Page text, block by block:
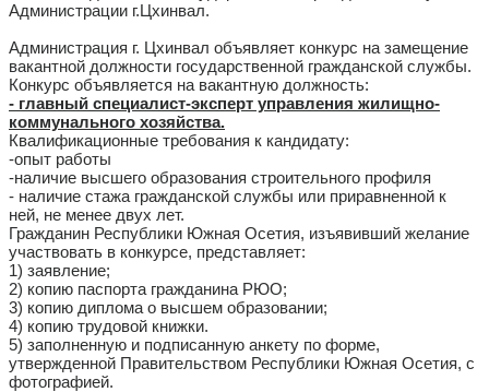
Администрации г.Цхинвал.
Администрация г. Цхинвал объявляет конкурс на замещение
вакантной должности государственной гражданской службы.
Конкурс объявляется на вакантную должность:
- главный специалист-эксперт управления жилищно-
коммунального хозяйства.
Квалификационные требования к кандидату:
-опыт работы
-наличие высшего образования строительного профиля
- наличие стажа гражданской службы или приравненной к
ней, не менее двух лет.
Гражданин Республики Южная Осетия, изъявивший желание
участвовать в конкурсе, представляет:
1) заявление;
2) копию паспорта гражданина РЮО;
3) копию диплома о высшем образовании;
4) копию трудовой книжки.
5) заполненную и подписанную анкету по форме,
утвержденной Правительством Республики Южная Осетия, с
фотографией.